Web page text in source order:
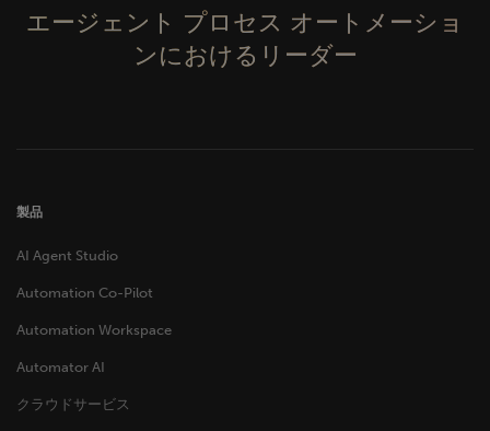
エージェント プロセス オートメーショ
ンにおけるリーダー
製品
AI Agent Studio
Automation Co-Pilot
Automation Workspace
Automator AI
クラウドサービス